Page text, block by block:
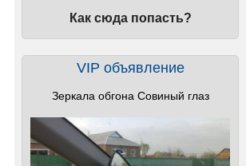
Как сюда попасть?
VIP объявление
Зеркала обгона Совиный глаз